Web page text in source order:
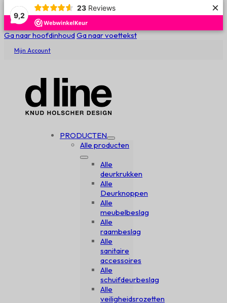
9,2
23 Reviews ×
Ga naar hoofdinhoudGa naar voettekst
Mijn Account
PRODUCTEN
Alle producten
Alle
deurkrukken
Alle
Deurknoppen
Alle
meubelbeslag
Alle
raambeslag
Alle
sanitaire
accessoires
Alle
schuifdeurbeslag
Alle
veiligheidsrozetten